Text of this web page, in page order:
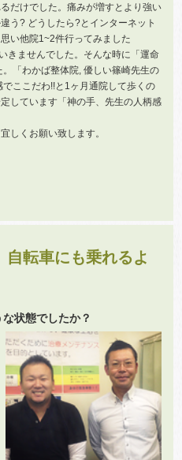
だけでした。痛みが増すとより強い
う? どうしたら?とインターネット
い他院1~2件行ってみました
きませんでした。そんな時に「運命
「わかば整体院, 優しい篠崎先生の
ここだわ!!と1ヶ月通院して歩くの
しています「神の手、先生の人柄感
しくお願い致します。
自転車にも乗れるよ
状態でしたか？